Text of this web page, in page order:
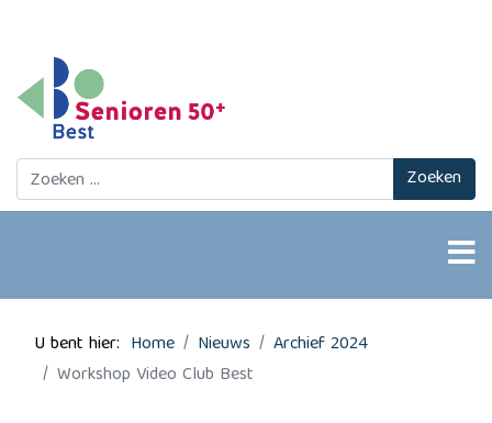
Zoeken Zoeken
U bent hier: Home Nieuws
Archief 2024
Workshop Video Club Best